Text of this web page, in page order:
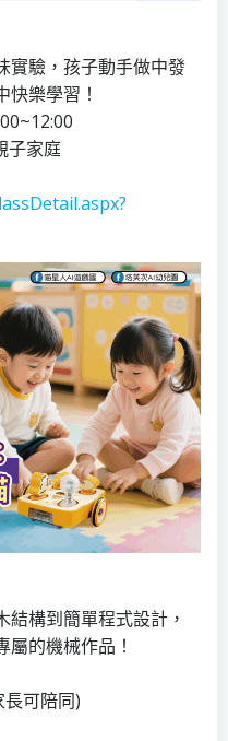
實驗，孩子動手做中發
樂學習！
子家庭
構到簡單程式設計，
的機械作品！
可陪同)